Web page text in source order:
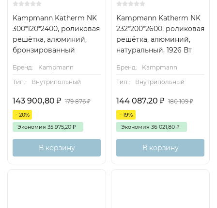
Kampmann Katherm NK
300*120*2400, роликовая
решётка, алюминий,
бронзированный
Бренд:
Kampmann
Тип.:
Внутрипольный
143 900,80 ₽ 179 876₽
- 20%
Экономия 35 975,20 ₽
В корзину
Kampmann Katherm NK
232*200*2600, роликовая
решётка, алюминий,
натуральный, 1926 Вт
Бренд:
Kampmann
Тип.:
Внутрипольный
144 087,20 ₽ 180 109₽
- 19%
Экономия 36 021,80 ₽
В корзину